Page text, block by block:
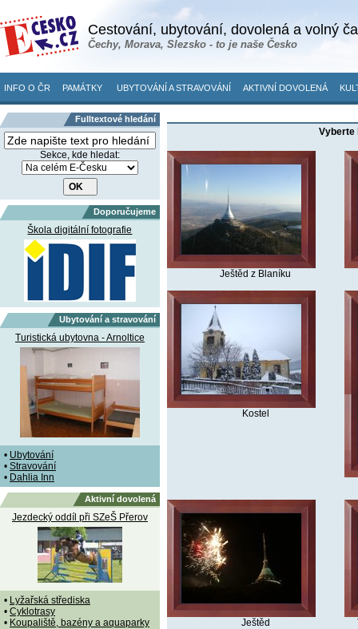
Cestování, ubytování, dovolená a volný
Čechy, Morava, Slezsko - to je naše Česko
INFO O ČR PAMÁTKY UBYTOVÁNÍ A STRAVOVÁNÍ AKTIVNÍ DOVOLENÁ
Fulltextové hledání
Sekce, kde hledat:
Doporučujeme
Škola digitální fotografie
Ubytování a stravování
Turistická ubytovna - Arnoltice
• Ubytování
• Stravování
• Dahlia Inn
Aktivní dovolená
Jezdecký oddíl při SZeŠ Přerov
• Lyžařská střediska
• Cyklotrasy
• Koupaliště, bazény a aquaparky
Vyberte
Ještěd z Blaníku
Kostel
Ještěd